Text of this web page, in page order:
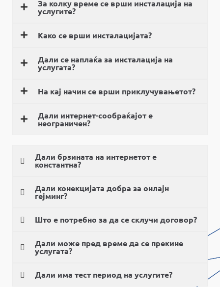
За колку време се врши инсталација на
услугите?
Како се врши инсталацијата?
Дали се наплаќа за инсталација на
услугата?
На кај начин се врши приклучувањетот?
Дали интернет-сообраќајот е
неограничен?
Дали брзината на интернетот е
константна?
Дали конекцијата добра за онлајн
гејминг?
Што е потребно за да се склучи договор?
Дали може пред време да се прекине
услугата?
Дали има тест период на услугите?